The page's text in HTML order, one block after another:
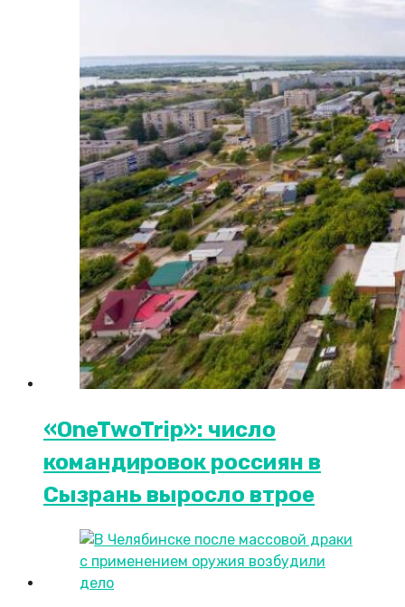
«OneTwoTrip»: число
командировок россиян в
Сызрань выросло втрое